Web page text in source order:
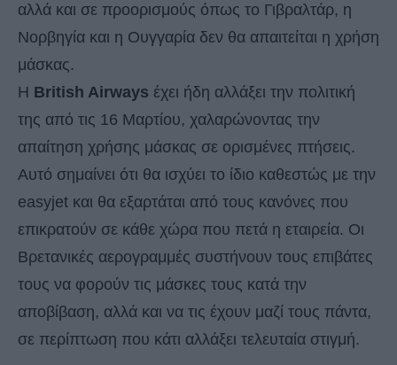
αλλά και σε προορισμούς όπως το Γιβραλτάρ, η
Νορβηγία και η Ουγγαρία δεν θα απαιτείται η χρήση
μάσκας.
Η British Airways έχει ήδη αλλάξει την πολιτική
της από τις 16 Μαρτίου, χαλαρώνοντας την
απαίτηση χρήσης μάσκας σε ορισμένες πτήσεις.
Αυτό σημαίνει ότι θα ισχύει το ίδιο καθεστώς με την
easyjet και θα εξαρτάται από τους κανόνες που
επικρατούν σε κάθε χώρα που πετά η εταιρεία. Οι
Βρετανικές αερογραμμές συστήνουν τους επιβάτες
τους να φορούν τις μάσκες τους κατά την
αποβίβαση, αλλά και να τις έχουν μαζί τους πάντα,
σε περίπτωση που κάτι αλλάξει τελευταία στιγμή.